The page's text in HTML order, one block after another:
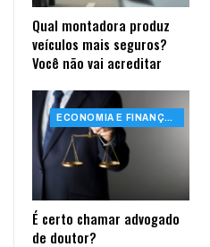
Qual montadora produz
veículos mais seguros?
Você não vai acreditar
ECONOMIA E FINANÇAS
É certo chamar advogado
de doutor?